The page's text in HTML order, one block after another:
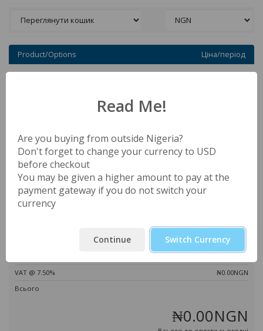
Product/Options Ціна/період
Промо-код Податки
Перевірити код >>
Всього до оплати
₦0.00NGN
VAT @ 7.50%
₦0.00NGN
Всього
₦0.00NGN
Read Me!
Are you buying from outside Nigeria?
Don't forget to change your currency to USD
before checkout
You may be given a higher amount to pay at the
payment gateway if you do not switch your
currency
Continue Switch Currency